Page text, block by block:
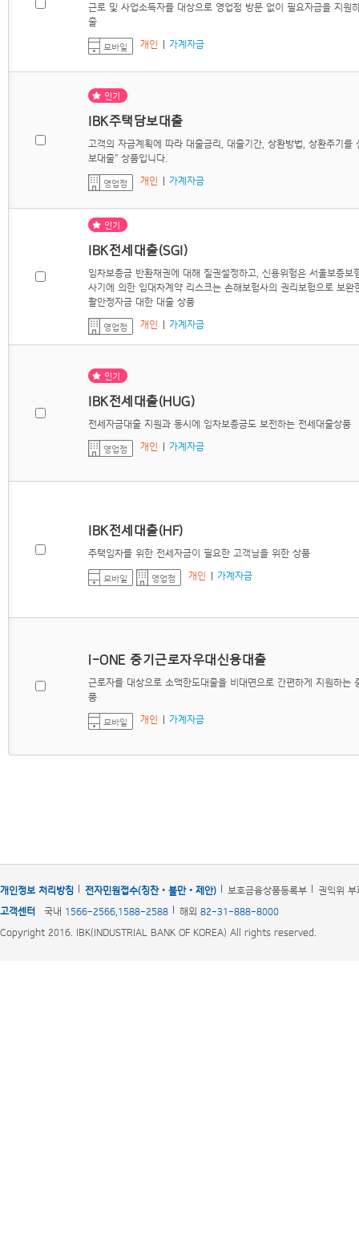
근로 및 사업소득자를 대상으로 영업점 방문 없이 필요자금을 지원
출
모바일 개인 가계자금
인기
IBK주택담보대출
고객의 자금계획에 따라 대출금리, 대출기간, 상환방법, 상환주기
보대출" 상품입니다.
영업점 개인 가계자금
인기
IBK전세대출(SGI)
임차보증금 반환채권에 대해 질권설정하고, 신용위험은 서울보증
사기에 의한 임대차계약 리스크는 손해보험사의 권리보험으로 보
활안정자금 대한 대출 상품
영업점 개인 가계자금
인기
IBK전세대출(HUG)
전세자금대출 지원과 동시에 임차보증금도 보전하는 전세대출상품
영업점 개인 가계자금
IBK전세대출(HF)
주택임차를 위한 전세자금이 필요한 고객님을 위한 상품
모바일 영업점 개인 가계자금
i-ONE 중기근로자우대신용대출
근로자를 대상으로 소액한도대출을 비대면으로 간편하게 지원하는
품
모바일 개인 가계자금
개인정보 처리방침 전자민원접수(칭찬‧불만‧제안) 보호금융상품등록부
권익위
고객센터
국내 1566-2566,1588-2588 해외 82-31-888-8000
Copyright 2016. IBK(INDUSTRIAL BANK OF KOREA) All rights reserved.